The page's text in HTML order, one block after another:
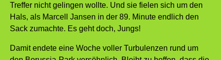
Treffer nicht gelingen wollte. Und sie fielen sich um den
Hals, als Marcell Jansen in der 89. Minute endlich den
Sack zumachte. Es geht doch, Jungs!
Damit endete eine Woche voller Turbulenzen rund um